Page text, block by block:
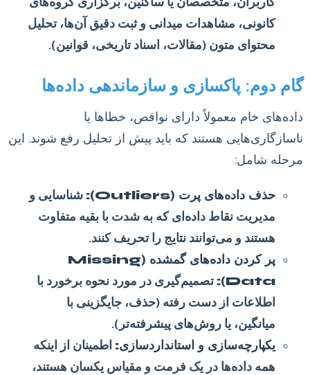
کانونی، مشاهدات میدانی و ثبت دقیق آن‌ها، تحلیل
محتوای متون (مقالات، اسناد تاریخی، قوانین).
گام دوم: پاکسازی و سازماندهی داده‌ها
داده‌های خام معمولاً دارای نواقص، خطاها یا
ناسازگاری‌هایی هستند که باید پیش از تحلیل رفع شوند. این
مرحله شامل:
حذف داده‌های پرت (Outliers):
شناسایی و
مدیریت نقاط داده‌ای که به شدت با بقیه متفاوت
هستند و می‌توانند نتایج را تحریف کنند.
پر کردن داده‌های گمشده (Missing
Data):
تصمیم‌گیری در مورد نحوه برخورد با
اطلاعات از دست رفته (حذف، جایگزینی با
میانگین، یا روش‌های پیشرفته‌تر).
یکپارچه‌سازی و استانداردسازی: اطمینان از اینکه
همه داده‌ها در یک فرمت و مقیاس یکسان هستند،